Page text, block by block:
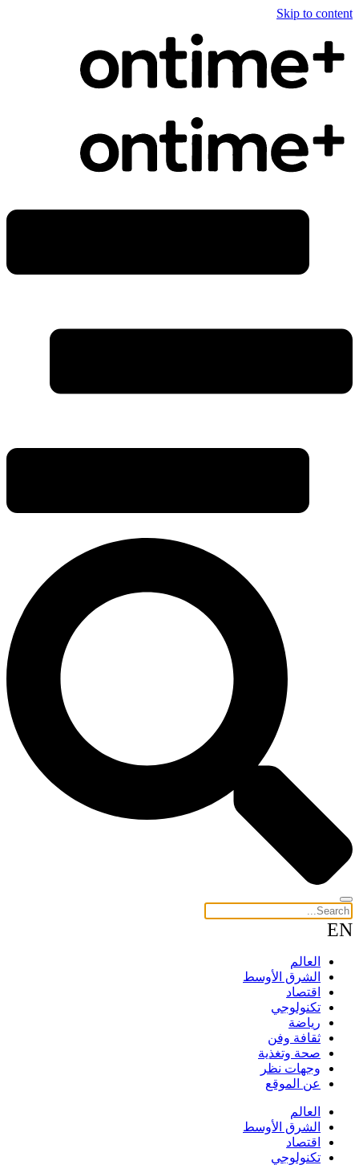
Skip to content
EN
العالم
الشرق الأوسط
اقتصاد
تكنولوجي
رياضة
ثقافة وفن
صحة وتغذية
وجهات نظر
عن الموقع
العالم
الشرق الأوسط
اقتصاد
تكنولوجي